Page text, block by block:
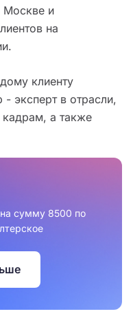
Москве и
на
клиенту
- эксперт в отрасли,
кадрам, а также
сумму 8500 по